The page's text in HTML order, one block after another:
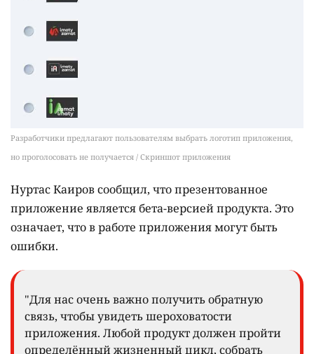
Разработчики предлагают пользователям выбрать логотип приложения,
но проголосовать не получается / Скриншот приложения
Нуртас Каиров сообщил, что презентованное
приложение является бета-версией продукта. Это
означает, что в работе приложения могут быть
ошибки.
"Для нас очень важно получить обратную
связь, чтобы увидеть шероховатости
приложения. Любой продукт должен пройти
определённый жизненный цикл, собрать